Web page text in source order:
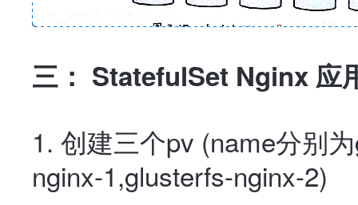
三： StatefulSet Nginx 应
1. 创建三个pv (name分别为
nginx-1,glusterfs-nginx-2)